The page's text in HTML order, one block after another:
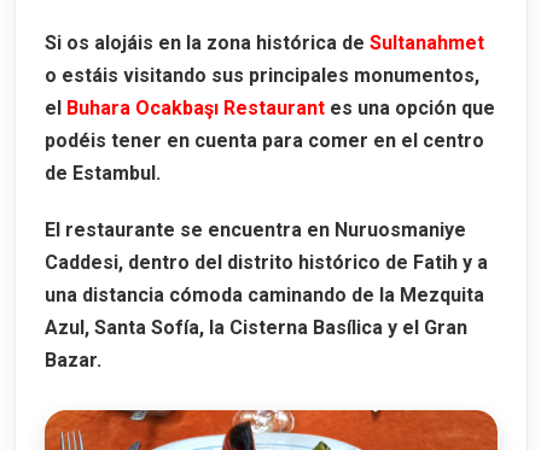
Si os alojáis en la zona histórica de Sultanahmet
o estáis visitando sus principales monumentos,
el
Buhara Ocakbaşı Restaurant es una opción que
podéis tener en cuenta para comer en el centro
de Estambul.
El restaurante se encuentra en Nuruosmaniye
Caddesi, dentro del distrito histórico de Fatih y a
una distancia cómoda caminando de la Mezquita
Azul, Santa Sofía, la Cisterna Basílica y el Gran
Bazar.